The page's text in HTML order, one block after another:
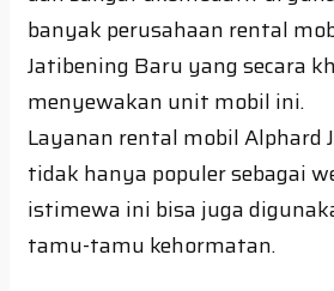
banyak perusahaan rental
Jatibening Baru yang secara
menyewakan unit mobil ini.
Layanan rental mobil Alphard
tidak hanya populer sebagai
istimewa ini bisa juga
tamu-tamu kehormatan.